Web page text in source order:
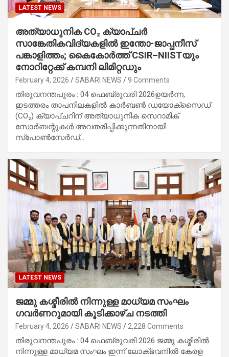
LATEST NEWS
അത്യാധുനിക CO₂ ക്യാപ്‌ചർ
സാങ്കേതികവിദ്യകളിൽ ഇന്തോ-ജാപ്പനീസ്
പങ്കാളിത്തം; കൈകോർത്ത് CSIR–NIISTയും
നോറിറ്റേക്ക് കമ്പനി ലിമിറ്റഡും
February 4, 2026 SABARI NEWS 9 Comments
തിരുവനന്തപുരം : 04 ഫെബ്രുവരി 2026ഉയർന്ന‌,
ഇടത്തരം താപനിലകളിൽ കാർബൺ ഡയോക്സൈഡ്
(CO₂) ക്യാപ്‌ചറിന് അത്യാധുനിക സെറാമിക്
സോർബന്റുകൾ അവതരിപ്പിക്കുന്നതിനായി
സ്പോൺസേർഡ്…
LATEST NEWS
ജമ്മു കശ്മീരില്‍ നിന്നുള്ള മാധ്യമ സംഘം
ഗവര്‍ണറുമായി കൂടിക്കാഴ്ച നടത്തി
February 4, 2026 SABARI NEWS 2,228 Comments
തിരുവനന്തപുരം : 04 ഫെബ്രുവരി 2026 ജമ്മു കശ്മീരില്‍
നിന്നുള്ള മാധ്യമ സംഘം ഇന്ന് ലോക്ഭവനില്‍ കേരള